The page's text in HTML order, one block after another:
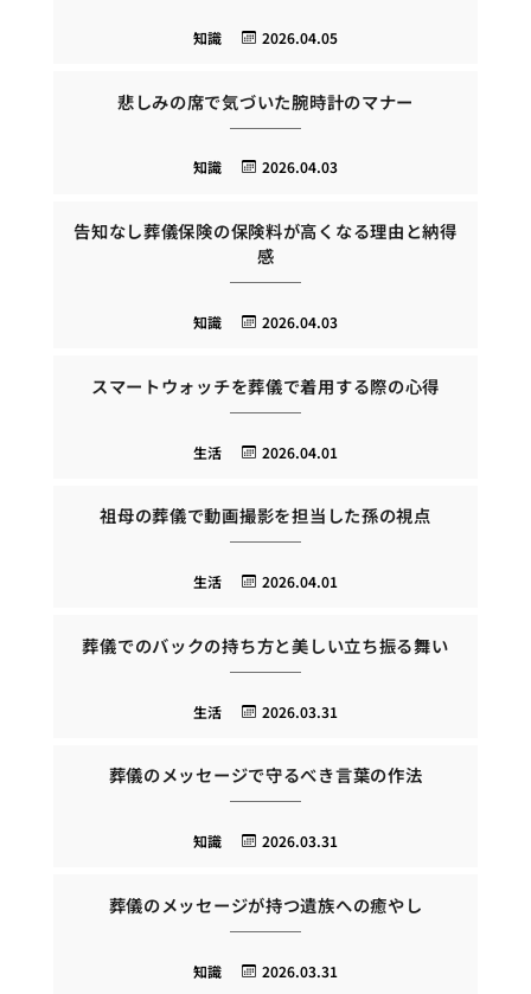
2026.04.05
知識
悲しみの席で気づいた腕時計のマナー
2026.04.03
知識
告知なし葬儀保険の保険料が高くなる理由と納得
感
2026.04.03
知識
スマートウォッチを葬儀で着用する際の心得
2026.04.01
生活
祖母の葬儀で動画撮影を担当した孫の視点
2026.04.01
生活
葬儀でのバックの持ち方と美しい立ち振る舞い
2026.03.31
生活
葬儀のメッセージで守るべき言葉の作法
2026.03.31
知識
葬儀のメッセージが持つ遺族への癒やし
2026.03.31
知識